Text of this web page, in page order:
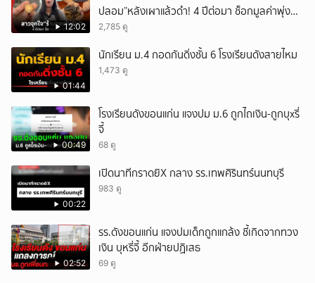
12:02
ปลอม”หลังเผาแล้วดำ! 4 ปีต่อมา ช็อกมูลค่าพุ่ง
มหาศาล!
2,785 ดู
01:44
นักเรียน ม.4 กอดกันดิ่งชั้น 6 โรงเรียนดังสายไหม
1,473 ดู
00:49
โรงเรียนดังขอนแก่น แจงปม ม.6 ถูกไถเงิน-ถูกบุxรี่
จี้
68 ดู
00:22
เปิดนาทีกราดยิX กลาง รร.เทพศิรินทร์นนทบุรี
983 ดู
02:52
รร.ดังขอนแก่น แจงปมเด็กถูกแกล้ง ชี้เกิดจากทวง
เงิน บุหรี่จี้ อีกฝ่ายปฏิเสธ
69 ดู